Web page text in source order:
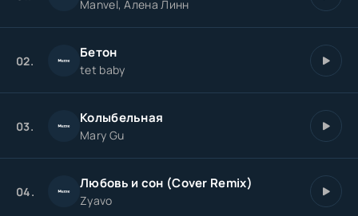
Manvel, Алена Линн
02. Бетон
tet baby
03. Колыбельная
Mary Gu
04. Любовь и сон (Cover Remix)
Zyavo